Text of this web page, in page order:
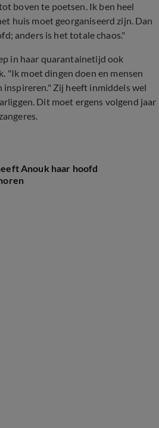
boven te poetsen. Ik ben heel
huis moet georganiseerd zijn. Dan
anders is het totale chaos."
in haar quarantainetijd ook
"Ik moet dingen doen en mensen
Zij heeft inmiddels wel
Dit moet ergens volgend jaar
Anouk haar hoofd